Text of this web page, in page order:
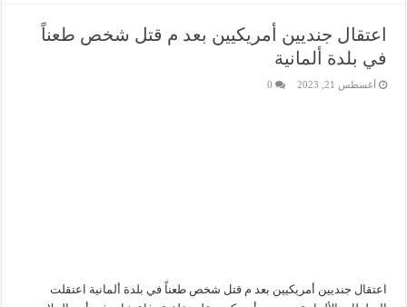
اعتقال جنديين أمريكيين بعد م قتل شخص طعناً
في بلدة ألمانية
أغسطس 21, 2023 0
اعتقال جنديين أمريكيين بعد م قتل شخص طعناً في بلدة ألمانية اعتقلت